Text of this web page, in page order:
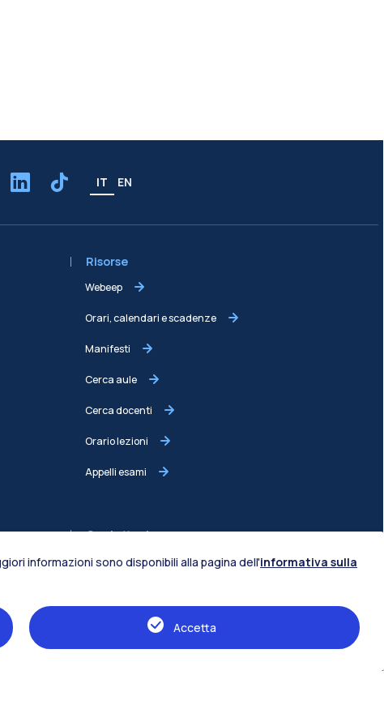
IT EN
Risorse
Webeep
Orari, calendari e scadenze
Manifesti
Cerca aule
Cerca docenti
Orario lezioni
Appelli esami
Contattaci
Contatti Design
FAQ PoliMi Studenti
Rubrica telefoni e mail
informazioni sono disponibili alla pagina dell'informativa sulla
Accetta